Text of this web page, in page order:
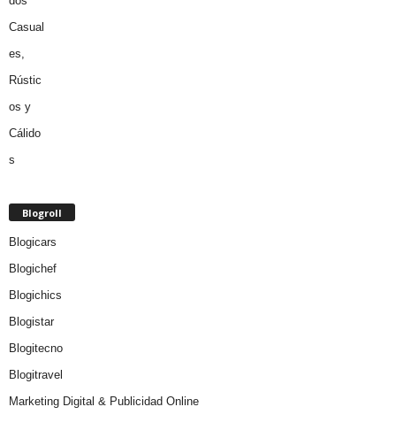
Blogroll
Blogicars
Blogichef
Blogichics
Blogistar
Blogitecno
Blogitravel
Marketing Digital & Publicidad Online